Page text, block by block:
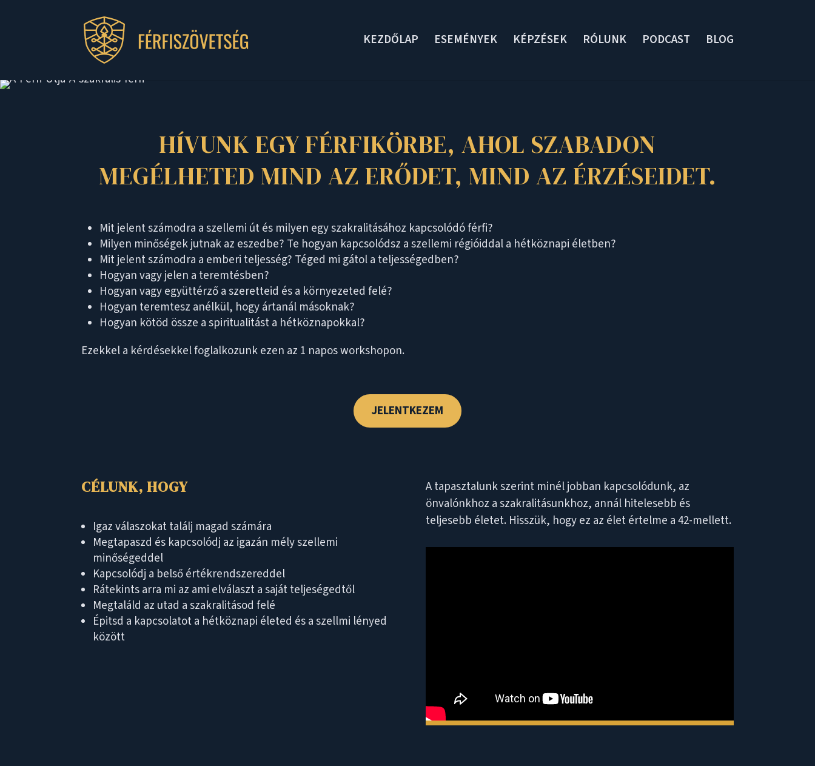
KEZDŐLAP ESEMÉNYEK KÉPZÉSEK RÓLUNK PODCAST BLOG
HÍVUNK EGY FÉRFIKÖRBE, AHOL SZABADON
MEGÉLHETED MIND AZ ERŐDET, MIND AZ ÉRZÉSEIDET.
Mit jelent számodra a szellemi út és milyen egy szakralitásához kapcsolódó férfi?
Milyen minőségek jutnak az eszedbe? Te hogyan kapcsolódsz a szellemi régióiddal a hétköznapi életben?
Mit jelent számodra a emberi teljesség? Téged mi gátol a teljességedben?
Hogyan vagy jelen a teremtésben?
Hogyan vagy együttérző a szeretteid és a környezeted felé?
Hogyan teremtesz anélkül, hogy ártanál másoknak?
Hogyan kötöd össze a spiritualitást a hétköznapokkal?
Ezekkel a kérdésekkel foglalkozunk ezen az 1 napos workshopon.
JELENTKEZEM
CÉLUNK, HOGY
Igaz válaszokat találj magad számára
Megtapaszd és kapcsolódj az igazán mély szellemi
minőségeddel
Kapcsolódj a belső értékrendszereddel
Rátekints arra mi az ami elválaszt a saját teljeségedtől
Megtaláld az utad a szakralitásod felé
Épitsd a kapcsolatot a hétköznapi életed és a szellmi lényed
között
A tapasztalunk szerint minél jobban kapcsolódunk, az
önvalónkhoz a szakralitásunkhoz, annál hitelesebb és
teljesebb életet. Hisszük, hogy ez az élet értelme a 42-mellett.